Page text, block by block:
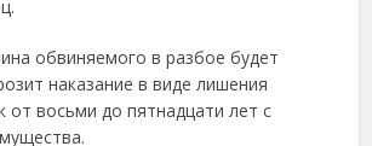
обвиняемого в разбое будет
наказание в виде лишения
от восьми до пятнадцати лет с